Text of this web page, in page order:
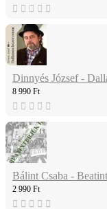
Dinnyés József -
8 990 Ft
Bálint Csaba -
2 990 Ft